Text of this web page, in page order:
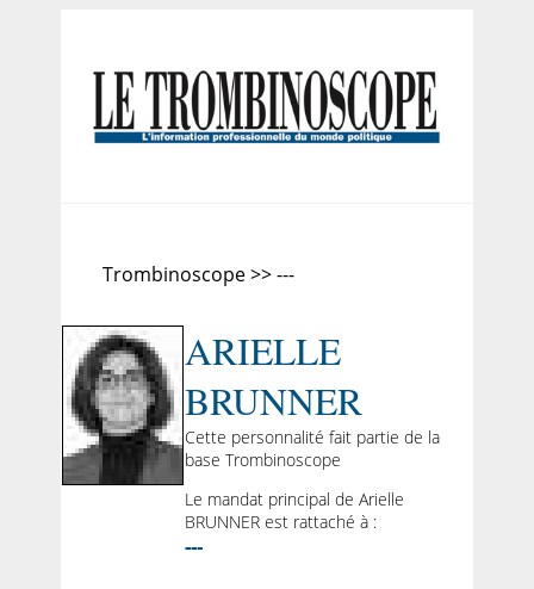
Trombinoscope >> ---
ARIELLE
BRUNNER
Cette personnalité fait partie de la
base Trombinoscope
Le mandat principal de Arielle
BRUNNER est rattaché à :
---